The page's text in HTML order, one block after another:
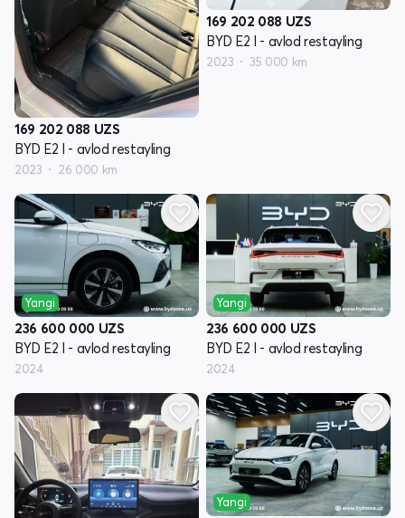
169 202 088 UZS
BYD E2 I - avlod restayling
2023 26 000 km
169 202 088 UZS
BYD E2 I - avlod restayling
2023 35 000 km
Yangi
236 600 000 UZS
BYD E2 I - avlod restayling
2024
Yangi
236 600 000 UZS
BYD E2 I - avlod restayling
2024
Yangi